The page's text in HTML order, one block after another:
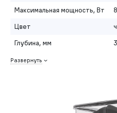
Максимальная мощность, Вт
Цвет
Глубина, мм
Развернуть